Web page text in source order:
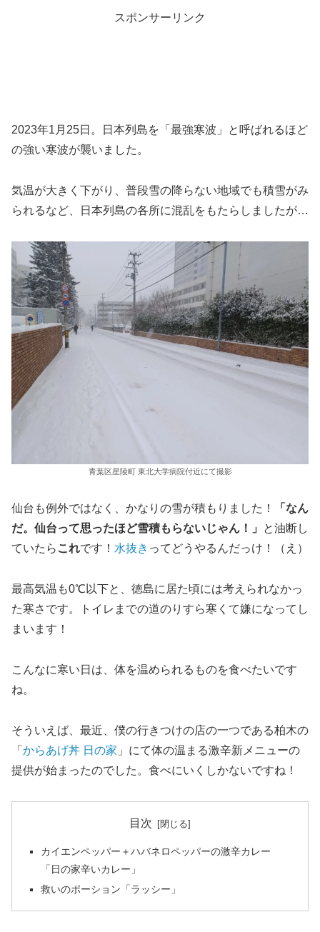
スポンサーリンク
2023年1月25日。日本列島を「最強寒波」と呼ばれるほど
の強い寒波が襲いました。
気温が大きく下がり、普段雪の降らない地域でも積雪がみ
られるなど、日本列島の各所に混乱をもたらしましたが…
青葉区星陵町 東北大学病院付近にて撮影
仙台も例外ではなく、かなりの雪が積もりました！
「なん
だ。仙台って思ったほど雪積もらないじゃん！」
と油断し
ていたら これです！ 水抜き ってどうやるんだっけ！（え）
最高気温も0℃以下と、徳島に居た頃には考えられなかっ
た寒さです。トイレまでの道のりすら寒くて嫌になってし
まいます！
こんなに寒い日は、体を温められるものを食べたいです
ね。
そういえば、最近、僕の行きつけの店の一つである柏木の
「 からあげ丼 日の家 」にて体の温まる激辛新メニューの
提供が始まったのでした。食べにいくしかないですね！
目次
カイエンペッパー＋ハバネロペッパーの激辛カレー
「日の家辛いカレー」
救いのポーション「ラッシー」